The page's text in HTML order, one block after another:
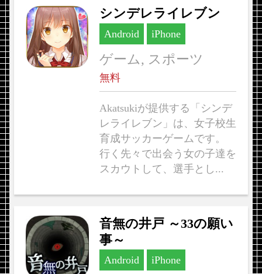
シンデレライレブン
Android iPhone
ゲーム, スポーツ
無料
Akatsukiが提供する「シンデ
レライレブン」は、女子校生
育成サッカーゲームです。
行く先々で出会う女の子達を
スカウトして、選手とし...
音無の井戸 ～33の願い
事～
Android iPhone